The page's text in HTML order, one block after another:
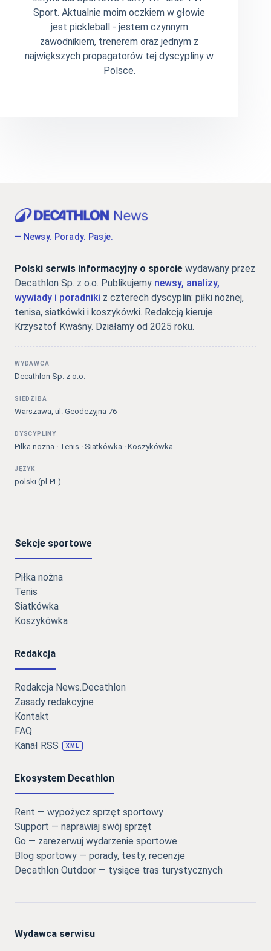
Sport. Aktualnie moim oczkiem w głowie
jest pickleball - jestem czynnym
zawodnikiem, trenerem oraz jednym z
największych propagatorów tej dyscypliny w
Polsce.
— Newsy. Porady. Pasje.
Polski serwis informacyjny o sporcie wydawany przez
Decathlon Sp. z o.o. Publikujemy newsy, analizy,
wywiady i poradniki z czterech dyscyplin: piłki nożnej,
tenisa, siatkówki i koszykówki. Redakcją kieruje
Krzysztof Kwaśny. Działamy od 2025 roku.
WYDAWCA
Decathlon Sp. z o.o.
SIEDZIBA
Warszawa, ul. Geodezyjna 76
DYSCYPLINY
Piłka nożna · Tenis · Siatkówka · Koszykówka
JĘZYK
polski (pl-PL)
Sekcje sportowe
Piłka nożna
Tenis
Siatkówka
Koszykówka
Redakcja
Redakcja News.Decathlon
Zasady redakcyjne
Kontakt
FAQ
Kanał RSS
XML
Ekosystem Decathlon
Rent — wypożycz sprzęt sportowy
Support — naprawiaj swój sprzęt
Go — zarezerwuj wydarzenie sportowe
Blog sportowy — porady, testy, recenzje
Decathlon Outdoor — tysiące tras turystycznych
Wydawca serwisu